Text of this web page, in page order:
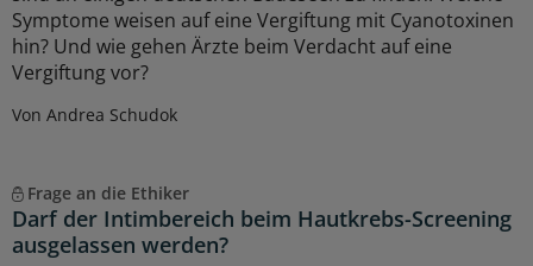
Symptome weisen auf eine Vergiftung mit Cyanotoxinen
hin? Und wie gehen Ärzte beim Verdacht auf eine
Vergiftung vor?
Von Andrea Schudok
Frage an die Ethiker
Darf der Intimbereich beim Hautkrebs-Screening
ausgelassen werden?